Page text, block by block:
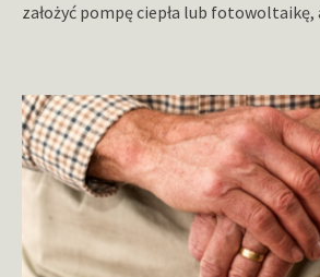
założyć pompę ciepła lub fotowoltaikę,